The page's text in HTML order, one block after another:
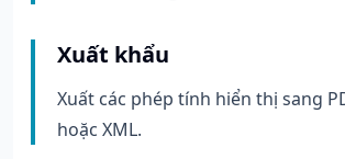
Xuất khẩu
Xuất các phép tính hiển thị sang
hoặc XML.